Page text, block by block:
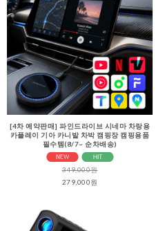
[4차 예약판매] 파인드라이브 시네마 차랑용
카플레이 기아 카니발 차박 캠핑장 캠핑용품
필수템(8/7~ 순차배송)
349,000원
279,000원